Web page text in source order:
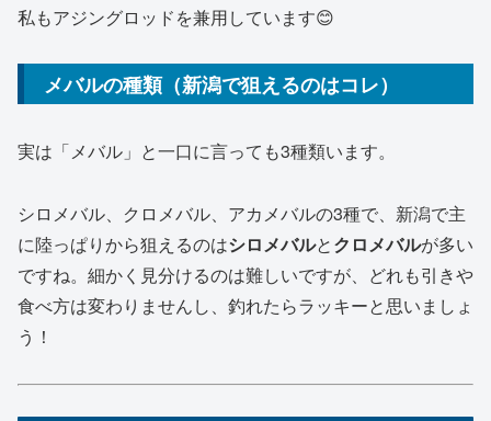
私もアジングロッドを兼用しています😊
メバルの種類（新潟で狙えるのはコレ）
実は「メバル」と一口に言っても3種類います。
シロメバル、クロメバル、アカメバルの3種で、新潟で主
に陸っぱりから狙えるのはシロメバルとクロメバルが多い
ですね。細かく見分けるのは難しいですが、どれも引きや
食べ方は変わりませんし、釣れたらラッキーと思いましょ
う！